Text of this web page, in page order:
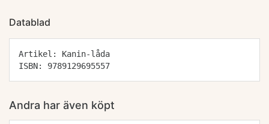
Datablad
Artikel: Kanin-låda
ISBN: 9789129695557
Andra har även köpt